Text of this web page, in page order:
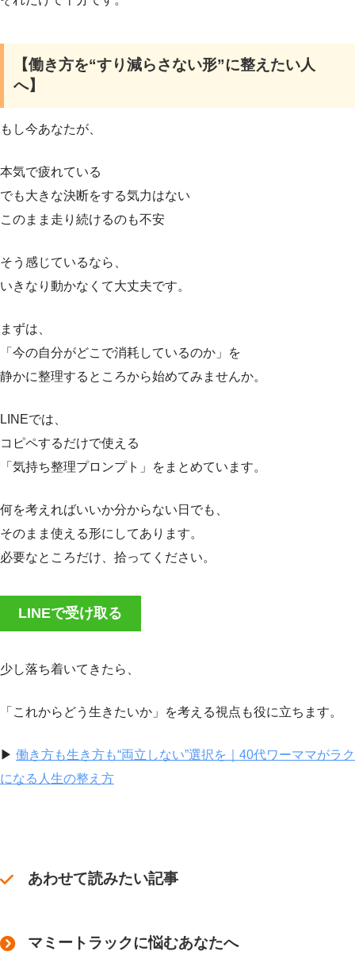
【働き方を“すり減らさない形”に整えたい人
へ】
もし今あなたが、
本気で疲れている
でも大きな決断をする気力はない
このまま走り続けるのも不安
そう感じているなら、
いきなり動かなくて大丈夫です。
まずは、
「今の自分がどこで消耗しているのか」を
静かに整理するところから始めてみませんか。
LINEでは、
コピペするだけで使える
「気持ち整理プロンプト」をまとめています。
何を考えればいいか分からない日でも、
そのまま使える形にしてあります。
必要なところだけ、拾ってください。
LINEで受け取る
少し落ち着いてきたら、
「これからどう生きたいか」を考える視点も役に立ちます。
▶︎ 働き方も生き方も“両立しない”選択を｜40代ワーママがラク
になる人生の整え方
あわせて読みたい記事
マミートラックに悩むあなたへ